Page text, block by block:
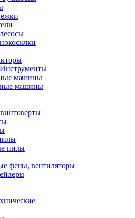
Инструменты
машины
машины
пилы
фены, вентиляторы